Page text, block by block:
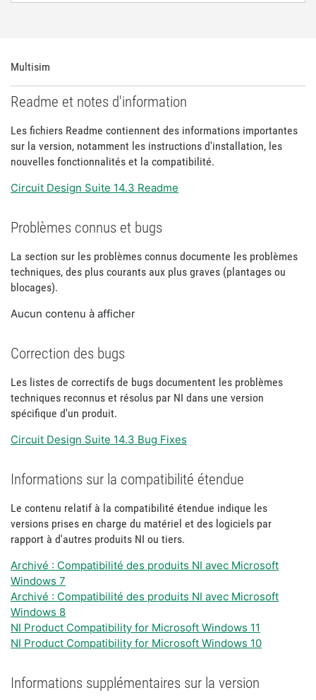
Multisim
Readme et notes d'information
Les fichiers Readme contiennent des informations importantes
sur la version, notamment les instructions d'installation, les
nouvelles fonctionnalités et la compatibilité.
Circuit Design Suite 14.3 Readme
Problèmes connus et bugs
La section sur les problèmes connus documente les problèmes
techniques, des plus courants aux plus graves (plantages ou
blocages).
Aucun contenu à afficher
Correction des bugs
Les listes de correctifs de bugs documentent les problèmes
techniques reconnus et résolus par NI dans une version
spécifique d'un produit.
Circuit Design Suite 14.3 Bug Fixes
Informations sur la compatibilité étendue
Le contenu relatif à la compatibilité étendue indique les
versions prises en charge du matériel et des logiciels par
rapport à d'autres produits NI ou tiers.
Archivé : Compatibilité des produits NI avec Microsoft
Windows 7
Archivé : Compatibilité des produits NI avec Microsoft
Windows 8
NI Product Compatibility for Microsoft Windows 11
NI Product Compatibility for Microsoft Windows 10
Informations supplémentaires sur la version